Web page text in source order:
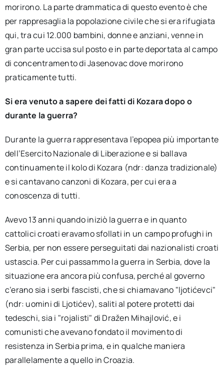
morirono. La parte drammatica di questo evento è che
per rappresaglia la popolazione civile che si era rifugiata
qui, tra cui 12.000 bambini, donne e anziani, venne in
gran parte uccisa sul posto e in parte deportata al campo
di concentramento di Jasenovac dove morirono
praticamente tutti.
Si era venuto a sapere dei fatti di Kozara dopo o
durante la guerra?
Durante la guerra rappresentava l’epopea più importante
dell’Esercito Nazionale di Liberazione e si ballava
continuamente il kolo di Kozara (ndr: danza tradizionale)
e si cantavano canzoni di Kozara, per cui era a
conoscenza di tutti.
Avevo 13 anni quando iniziò la guerra e in quanto
cattolici croati eravamo sfollati in un campo profughi in
Serbia, per non essere perseguitati dai nazionalisti croati
ustascia. Per cui passammo la guerra in Serbia, dove la
situazione era ancora più confusa, perché al governo
c’erano sia i serbi fascisti, che si chiamavano "ljotićevci"
(ndr: uomini di Ljotićev), saliti al potere protetti dai
tedeschi, sia i "rojalisti" di Dražen Mihajlović, e i
comunisti che avevano fondato il movimento di
resistenza in Serbia prima, e in qualche maniera
parallelamente a quello in Croazia.